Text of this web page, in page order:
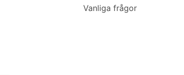
Vanliga frågor